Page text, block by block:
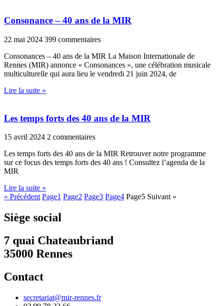
Consonance – 40 ans de la MIR
22 mai 2024 399 commentaires
Consonances – 40 ans de la MIR La Maison Internationale de
Rennes (MIR) annonce « Consonances », une célébration musicale
multiculturelle qui aura lieu le vendredi 21 juin 2024, de
Lire la suite »
Les temps forts des 40 ans de la MIR
15 avril 2024 2 commentaires
Les temps forts des 40 ans de la MIR Retrouver notre programme
sur ce focus des temps forts des 40 ans ! Consultez l’agenda de la
MIR
Lire la suite »
« Précédent Page1 Page2 Page3 Page4 Page5 Suivant »
Siège social
7 quai Chateaubriand
35000 Rennes
Contact
secretariat@mir-rennes.fr